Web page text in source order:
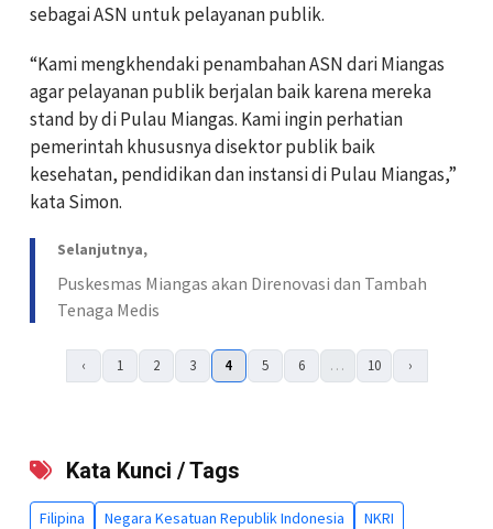
sebagai ASN untuk pelayanan publik.
“Kami mengkhendaki penambahan ASN dari Miangas
agar pelayanan publik berjalan baik karena mereka
stand by di Pulau Miangas. Kami ingin perhatian
pemerintah khususnya disektor publik baik
kesehatan, pendidikan dan instansi di Pulau Miangas,”
kata Simon.
Selanjutnya,
Puskesmas Miangas akan Direnovasi dan Tambah
Tenaga Medis
‹ 1 2 3 4 5 6 … 10 ›
Kata Kunci / Tags
Filipina Negara Kesatuan Republik Indonesia
NKRI